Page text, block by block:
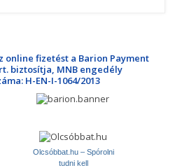
online fizetést a Barion Payment
biztosítja, MNB engedély
H-EN-I-1064/2013
Olcsóbbat.hu – Spórolni
tudni kell